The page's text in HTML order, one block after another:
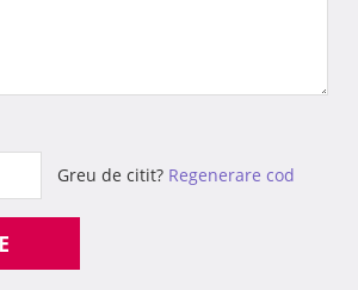
Greu de citit? Regenerare cod